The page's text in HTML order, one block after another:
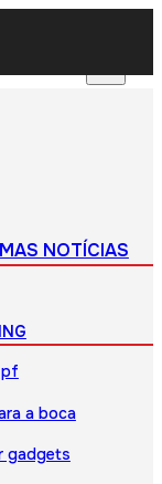
NOTÍCIAS
pf
a boca
gadgets